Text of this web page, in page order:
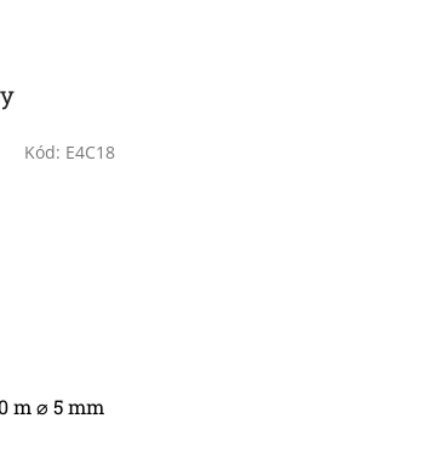
m ⌀ 5 mm
Kód: E4C18